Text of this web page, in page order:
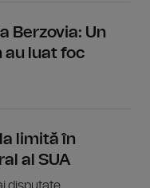
Berzovia: Un
au luat foc
limită în
al SUA